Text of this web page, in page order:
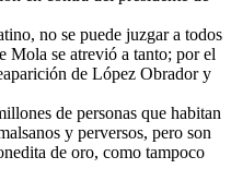
no se puede juzgar a todos
Mola se atrevió a tanto; por el
de López Obrador y
de personas que habitan
y perversos, pero son
de oro, como tampoco